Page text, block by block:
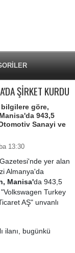
ŞİRKET KURDU
göre,
943,5
Sanayi ve
13:30
yer alan
Almanya'da
Manisa'da 943,5
Turkey
AŞ" unvanlı
ilanı, bugünkü